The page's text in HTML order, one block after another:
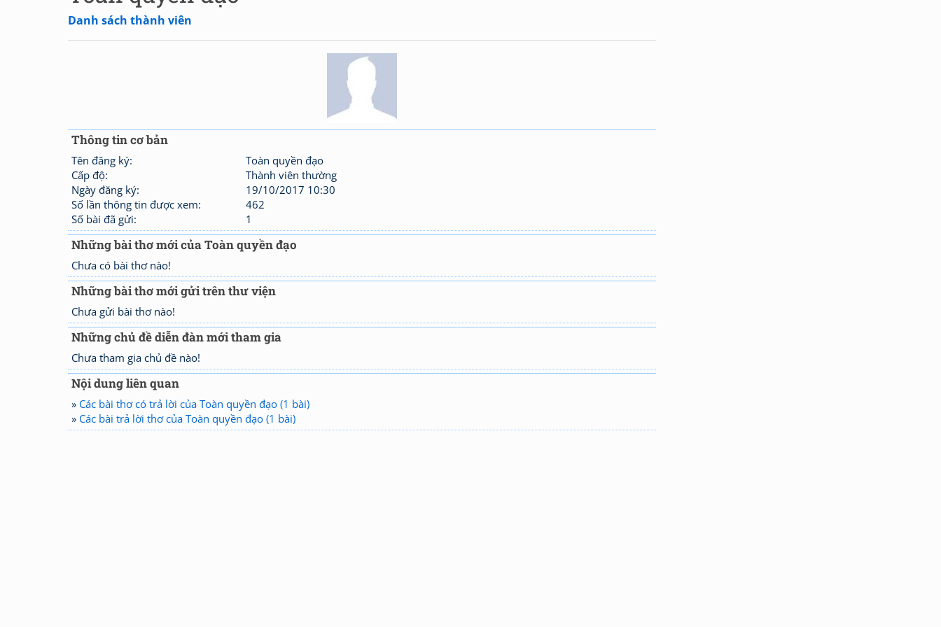
Danh sách thành viên
Thông tin cơ bản
Tên đăng ký:
Toàn quyền đạo
Cấp độ:
Thành viên thường
Ngày đăng ký:
19/10/2017 10:30
Số lần thông tin được xem:
462
Số bài đã gửi:
1
Những bài thơ mới của Toàn quyền đạo
Chưa có bài thơ nào!
Những bài thơ mới gửi trên thư viện
Chưa gửi bài thơ nào!
Những chủ đề diễn đàn mới tham gia
Chưa tham gia chủ đề nào!
Nội dung liên quan
» Các bài thơ có trả lời của Toàn quyền đạo (1 bài)
» Các bài trả lời thơ của Toàn quyền đạo (1 bài)